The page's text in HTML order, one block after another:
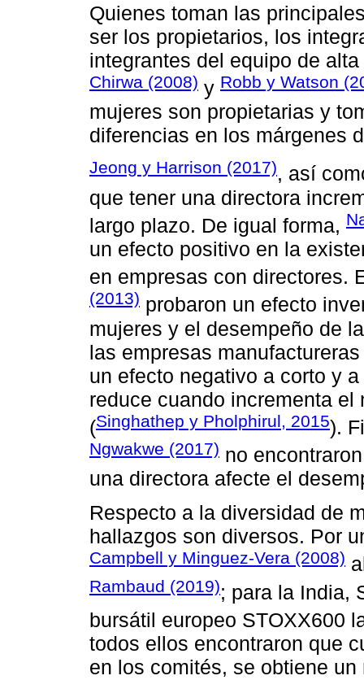
Quienes toman las
ser los propietarios, los
integrantes del equipo de
Chirwa (2008) y Robb y Watson
mujeres son propietarias y
diferencias en los márgenes
Jeong y Harrison (2017), así
que tener una directora
largo plazo. De igual forma,
un efecto positivo en la
en empresas con directores.
(2013) probaron un efecto
mujeres y el desempeño de
las empresas
un efecto negativo a corto y
reduce cuando incrementa
(Singhathep y Pholphirul, 2015).
Ngwakwe (2017) no
una directora afecte el
Respecto a la diversidad de
hallazgos son diversos. Por
Campbell y Minguez-Vera (2008)
Rambaud (2019); para la India,
bursátil europeo STOXX600
todos ellos encontraron que
en los comités, se obtiene